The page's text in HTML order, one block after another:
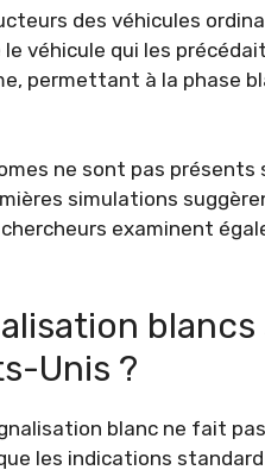
des véhicules
véhicule qui les
permettant à la phase
ne sont pas
simulations
examinent
Unis ?
blanc ne fait
les indications